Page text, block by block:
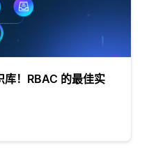
库！RBAC 的最佳实